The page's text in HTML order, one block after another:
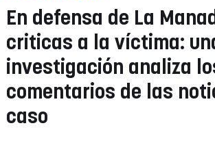
En defensa de La
criticas a la víctima:
investigación analiza
comentarios de las
caso